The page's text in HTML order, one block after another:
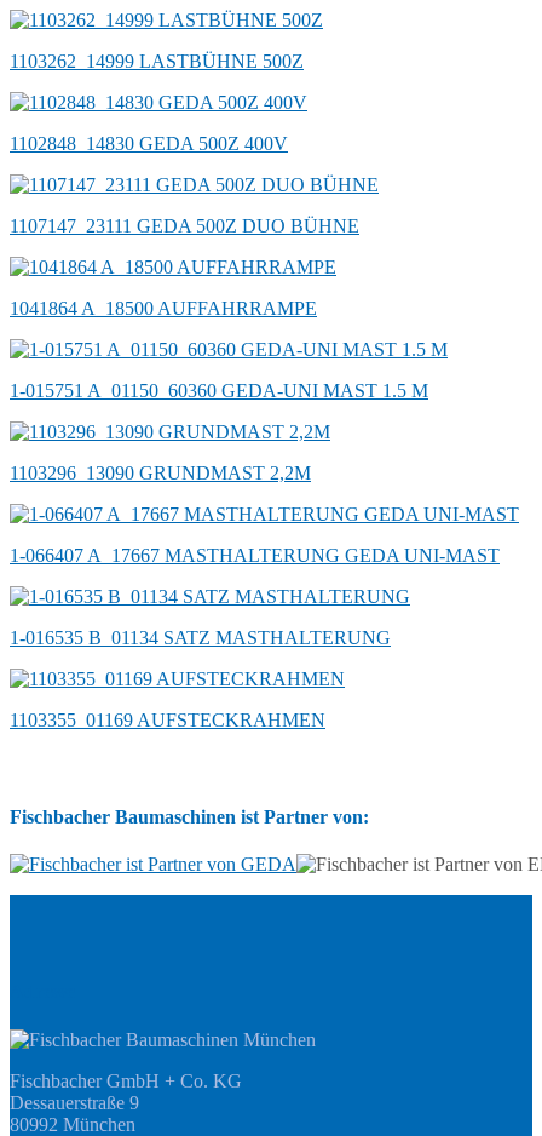
1103262_14999 LASTBÜHNE 500Z
1102848_14830 GEDA 500Z 400V
1107147_23111 GEDA 500Z DUO BÜHNE
1041864 A_18500 AUFFAHRRAMPE
1-015751 A_01150_60360 GEDA-UNI MAST 1.5 M
1103296_13090 GRUNDMAST 2,2M
1-066407 A_17667 MASTHALTERUNG GEDA UNI-MAST
1-016535 B_01134 SATZ MASTHALTERUNG
1103355_01169 AUFSTECKRAHMEN
Fischbacher Baumaschinen ist Partner von:
Fischbacher GmbH + Co. KG
Dessauerstraße 9
80992 München